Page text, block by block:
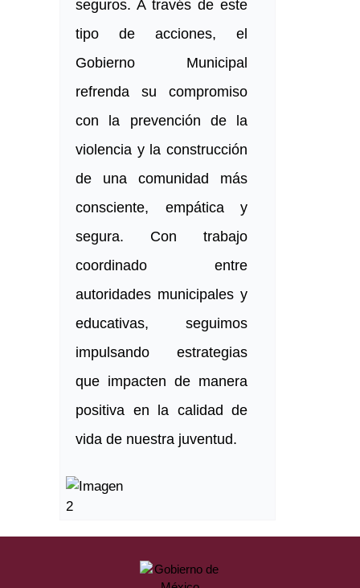
seguros. A través de este
tipo de acciones, el
Gobierno Municipal
refrenda su compromiso
con la prevención de la
violencia y la construcción
de una comunidad más
consciente, empática y
segura. Con trabajo
coordinado entre
autoridades municipales y
educativas, seguimos
impulsando estrategias
que impacten de manera
positiva en la calidad de
vida de nuestra juventud.